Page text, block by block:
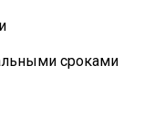
сроками